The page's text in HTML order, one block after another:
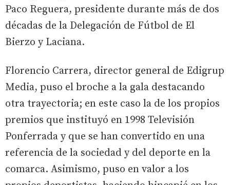
Paco Reguera, presidente durante más de dos
décadas de la Delegación de Fútbol de El
Bierzo y Laciana.
Florencio Carrera, director general de Edigrup
Media, puso el broche a la gala destacando
otra trayectoria; en este caso la de los propios
premios que instituyó en 1998 Televisión
Ponferrada y que se han convertido en una
referencia de la sociedad y del deporte en la
comarca. Asimismo, puso en valor a los